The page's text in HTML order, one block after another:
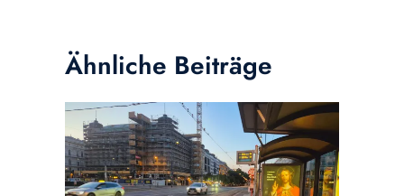
Ähnliche Beiträge